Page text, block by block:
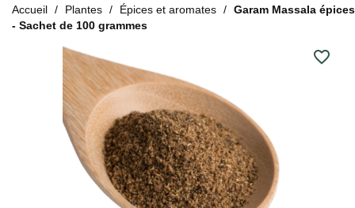
Accueil Plantes Épices et aromates
Garam Massala épices
- Sachet de 100 grammes
favorite_border